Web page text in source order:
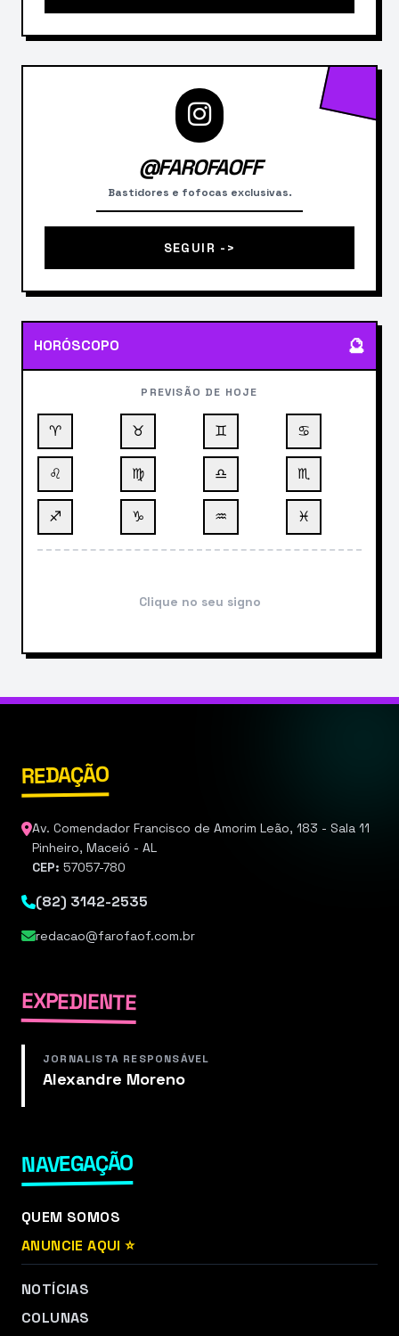
@FAROFAOFF
Bastidores e fofocas exclusivas.
SEGUIR ->
HORÓSCOPO 🔮
PREVISÃO DE HOJE
♈ ♉ ♊ ♋
♌ ♍ ♎ ♏
♐ ♑ ♒ ♓
Clique no seu signo
REDAÇÃO
Av. Comendador Francisco de Amorim Leão, 183 - Sala 11
Pinheiro, Maceió - AL
CEP: 57057-780
(82) 3142-2535
redacao@farofaof.com.br
EXPEDIENTE
JORNALISTA RESPONSÁVEL
Alexandre Moreno
NAVEGAÇÃO
QUEM SOMOS
ANUNCIE AQUI ⭐
NOTÍCIAS
COLUNAS